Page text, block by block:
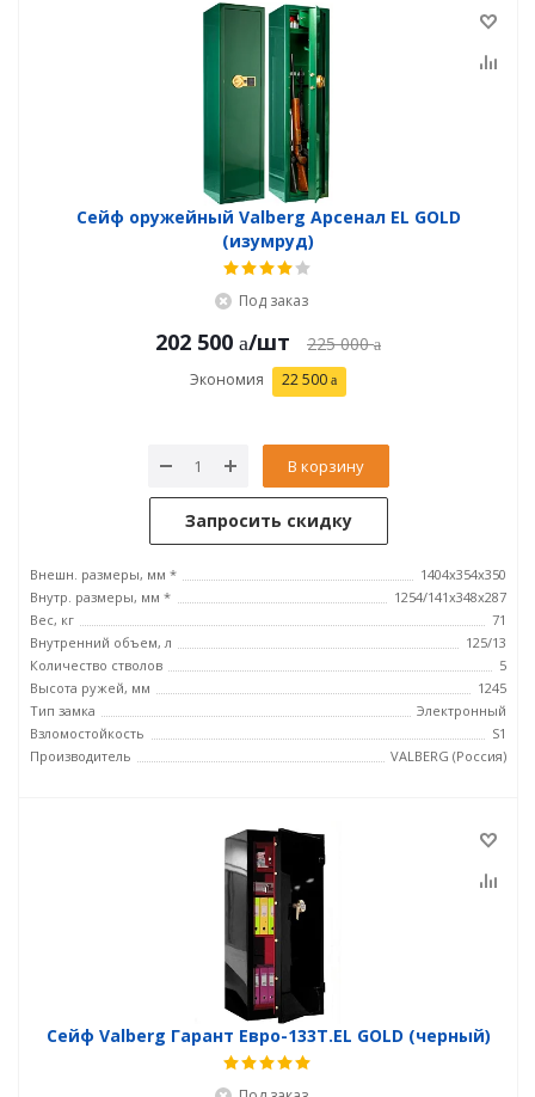
Сейф оружейный Valberg Арсенал EL GOLD
(изумруд)
Под заказ
202 500 /шт 225 000
Экономия 22 500
В корзину
Запросить скидку
Внешн. размеры, мм *
1404x354x350
Внутр. размеры, мм *
1254/141x348x287
Вес, кг
71
Внутренний объем, л
125/13
Количество стволов
5
Высота ружей, мм
1245
Тип замка
Электронный
Взломостойкость
S1
Производитель
VALBERG (Россия)
Сейф Valberg Гарант Евро-133Т.EL GOLD (черный)